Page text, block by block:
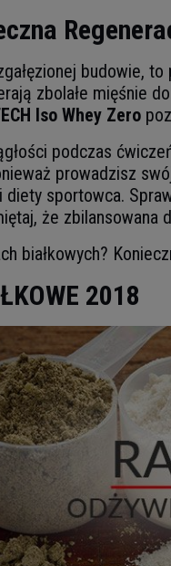
budowie,
zbolałe mięśnie
Iso Whey Zero
podczas
prowadzisz
sportowca.
że
białkowych?
2018